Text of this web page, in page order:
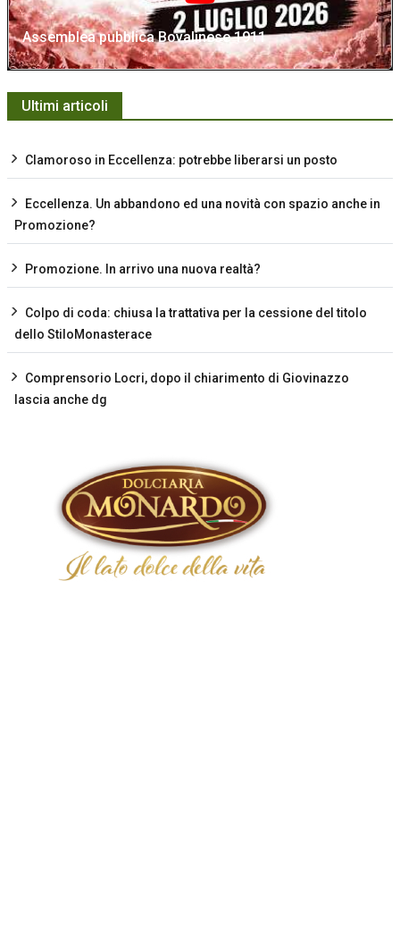
Assemblea pubblica Bovalinese 1911
Ultimi articoli
Clamoroso in Eccellenza: potrebbe liberarsi un posto
Eccellenza. Un abbandono ed una novità con spazio anche in
Promozione?
Promozione. In arrivo una nuova realtà?
Colpo di coda: chiusa la trattativa per la cessione del titolo
dello StiloMonasterace
Comprensorio Locri, dopo il chiarimento di Giovinazzo
lascia anche dg